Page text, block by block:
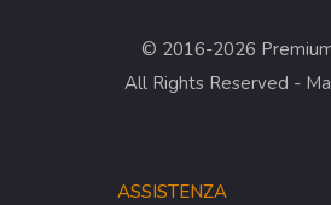
ASSISTENZA
© 2016-2026
All Rights Reserved -